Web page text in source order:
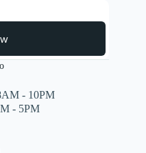
- 10PM
- 5PM